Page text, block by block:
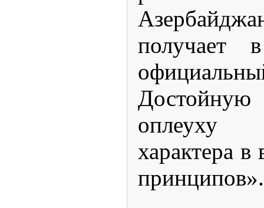
получает
оплеуху
характера
принципов».